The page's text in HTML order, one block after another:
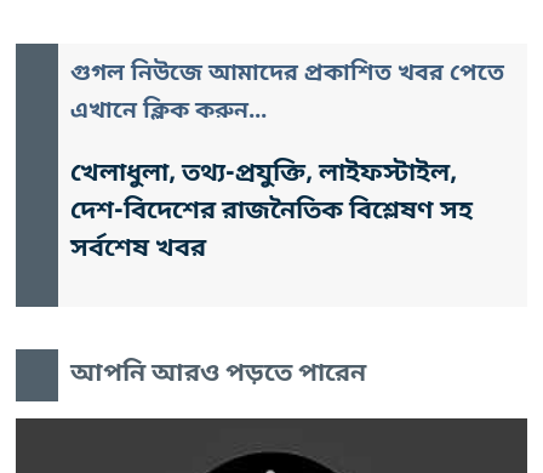
গুগল নিউজে আমাদের প্রকাশিত খবর পেতে
এখানে ক্লিক করুন...
খেলাধুলা, তথ্য-প্রযুক্তি, লাইফস্টাইল,
দেশ-বিদেশের রাজনৈতিক বিশ্লেষণ সহ
সর্বশেষ খবর
আপনি আরও পড়তে পারেন